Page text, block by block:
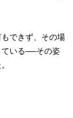
できず、その場
ている──その姿